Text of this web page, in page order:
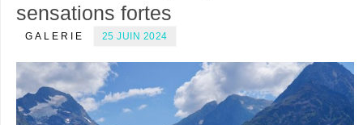
sensations fortes
GALERIE 25 JUIN 2024